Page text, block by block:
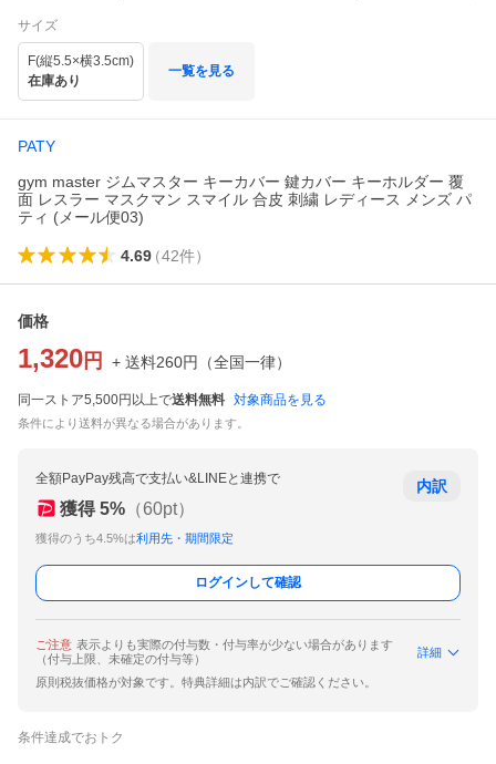
サイズ
F(縦5.5×横3.5cm)
在庫あり
一覧を見る
PATY
gym master ジムマスター キーカバー 鍵カバー キーホルダー 覆
面 レスラー マスクマン スマイル 合皮 刺繍 レディース メンズ パ
ティ (メール便03)
4.69（42件）
価格
1,320 円 + 送料260円 （全国一律）
同一ストア5,500円以上で送料無料 対象商品を見る
条件により送料が異なる場合があります。
全額PayPay残高で支払い&LINEと連携で
獲得 5% （60pt）
獲得のうち4.5%は利用先・期間限定
内訳
ログインして確認
ご注意 表示よりも実際の付与数・付与率が少ない場合があります
（付与上限、未確定の付与等）
詳細
原則税抜価格が対象です。特典詳細は内訳でご確認ください。
条件達成でおトク